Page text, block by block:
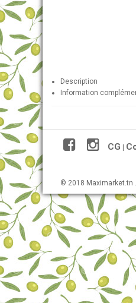
Description
Information
CG
© 2018 Maximarket.tn